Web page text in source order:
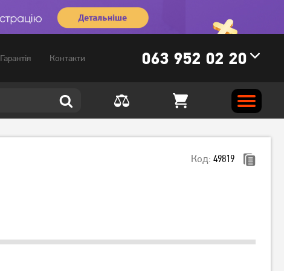
Гарантія Контакти 063 952 02 20
Код: 49819